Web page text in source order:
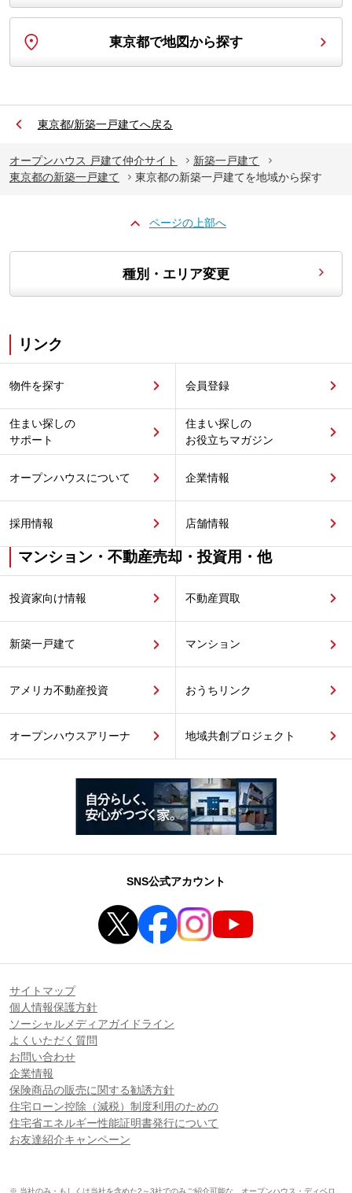
東京都で地図から探す
東京都/新築一戸建てへ戻る
オープンハウス 戸建て仲介サイト
新築一戸建て
東京都の新築一戸建て
東京都の新築一戸建てを地域から探す
ページの上部へ
種別・エリア変更
リンク
物件を探す 会員登録
住まい探しの
サポート
住まい探しの
お役立ちマガジン
オープンハウスについて 企業情報
採用情報 店舗情報
マンション・不動産売却・投資用・他
投資家向け情報 不動産買取
新築一戸建て マンション
アメリカ不動産投資 おうちリンク
オープンハウスアリーナ 地域共創プロジェクト
SNS公式アカウント
サイトマップ
個人情報保護方針
ソーシャルメディアガイドライン
よくいただく質問
お問い合わせ
企業情報
保険商品の販売に関する勧誘方針
住宅ローン控除（減税）制度利用のための
住宅省エネルギー性能証明書発行について
お友達紹介キャンペーン
※ 当社のみ・もしくは当社を含めた2～3社でのみご紹介可能な、オープンハウス・ディベロ